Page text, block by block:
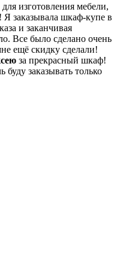
изготовления мебели,
заказывала шкаф-купе в
и заканчивая
Все было сделано очень
ещё скидку сделали!
за прекрасный шкаф!
заказывать только